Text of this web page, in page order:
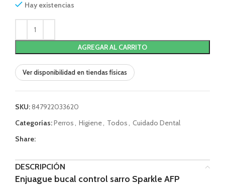
Hay existencias
AGREGAR AL CARRITO
Ver disponibilidad en tiendas físicas
SKU:847922033620
Categorías:Perros, Higiene, Todos, Cuidado Dental
Share:
DESCRIPCIÓN
Enjuague bucal control sarro Sparkle AFP